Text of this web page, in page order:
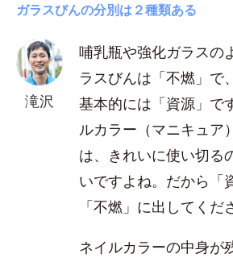
ガラスびんの分別は２種類ある
滝沢
哺乳瓶や強化ガラスの
ラスびんは「不燃」で
基本的には「資源」で
ルカラー（マニキュア
は、きれいに使い切る
いですよね。だから「
「不燃」に出してくだ
ネイルカラーの中身が